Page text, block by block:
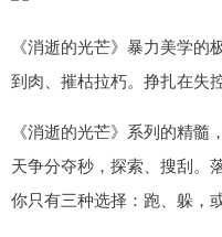
《消逝的光芒》暴力美学
到肉、摧枯拉朽。挣扎在失
《消逝的光芒》系列的精
天争分夺秒，探索、搜刮。
你只有三种选择：跑、躲，